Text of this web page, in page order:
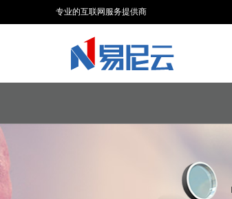
专业的互联网服务提供商